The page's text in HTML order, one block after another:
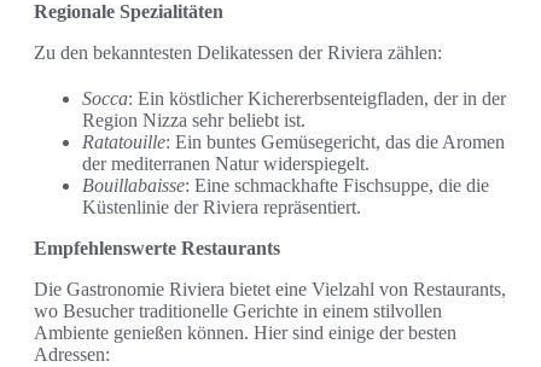
Regionale Spezialitäten
Zu den bekanntesten Delikatessen der Riviera zählen:
Socca: Ein köstlicher Kichererbsenteigfladen, der in der
Region Nizza sehr beliebt ist.
Ratatouille: Ein buntes Gemüsegericht, das die Aromen
der mediterranen Natur widerspiegelt.
Bouillabaisse: Eine schmackhafte Fischsuppe, die die
Küstenlinie der Riviera repräsentiert.
Empfehlenswerte Restaurants
Die Gastronomie Riviera bietet eine Vielzahl von Restaurants,
wo Besucher traditionelle Gerichte in einem stilvollen
Ambiente genießen können. Hier sind einige der besten
Adressen: